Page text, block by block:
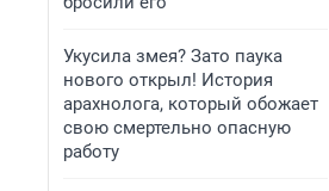
Укусила змея? Зато паука
нового открыл! История
арахнолога, который обожает
свою смертельно опасную
работу